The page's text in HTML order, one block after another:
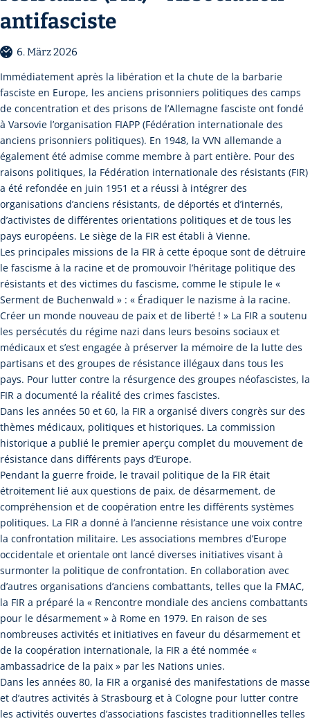
antifasciste
6. März 2026
Immédiatement après la libération et la chute de la barbarie
fasciste en Europe, les anciens prisonniers politiques des camps
de concentration et des prisons de l’Allemagne fasciste ont fondé
à Varsovie l’organisation FIAPP (Fédération internationale des
anciens prisonniers politiques). En 1948, la VVN allemande a
également été admise comme membre à part entière. Pour des
raisons politiques, la Fédération internationale des résistants (FIR)
a été refondée en juin 1951 et a réussi à intégrer des
organisations d’anciens résistants, de déportés et d’internés,
d’activistes de différentes orientations politiques et de tous les
pays européens. Le siège de la FIR est établi à Vienne.
Les principales missions de la FIR à cette époque sont de détruire
le fascisme à la racine et de promouvoir l’héritage politique des
résistants et des victimes du fascisme, comme le stipule le «
Serment de Buchenwald » : « Éradiquer le nazisme à la racine.
Créer un monde nouveau de paix et de liberté ! » La FIR a soutenu
les persécutés du régime nazi dans leurs besoins sociaux et
médicaux et s’est engagée à préserver la mémoire de la lutte des
partisans et des groupes de résistance illégaux dans tous les
pays. Pour lutter contre la résurgence des groupes néofascistes, la
FIR a documenté la réalité des crimes fascistes.
Dans les années 50 et 60, la FIR a organisé divers congrès sur des
thèmes médicaux, politiques et historiques. La commission
historique a publié le premier aperçu complet du mouvement de
résistance dans différents pays d’Europe.
Pendant la guerre froide, le travail politique de la FIR était
étroitement lié aux questions de paix, de désarmement, de
compréhension et de coopération entre les différents systèmes
politiques. La FIR a donné à l’ancienne résistance une voix contre
la confrontation militaire. Les associations membres d’Europe
occidentale et orientale ont lancé diverses initiatives visant à
surmonter la politique de confrontation. En collaboration avec
d’autres organisations d’anciens combattants, telles que la FMAC,
la FIR a préparé la « Rencontre mondiale des anciens combattants
pour le désarmement » à Rome en 1979. En raison de ses
nombreuses activités et initiatives en faveur du désarmement et
de la coopération internationale, la FIR a été nommée «
ambassadrice de la paix » par les Nations unies.
Dans les années 80, la FIR a organisé des manifestations de masse
et d’autres activités à Strasbourg et à Cologne pour lutter contre
les activités ouvertes d’associations fascistes traditionnelles telles